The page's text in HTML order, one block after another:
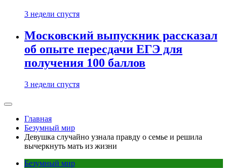
3 недели спустя
Московский выпускник рассказал
об опыте пересдачи ЕГЭ для
получения 100 баллов
3 недели спустя
Главная
Безумный мир
Девушка случайно узнала правду о семье и решила
вычеркнуть мать из жизни
Безумный мир